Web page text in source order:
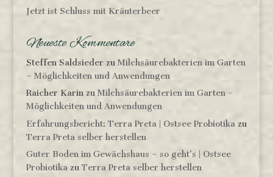
Jetzt ist Schluss mit Kräuterbeer
Neueste Kommentare
Steffen Saldsieder zu Milchsäurebakterien im Garten
– Möglichkeiten und Anwendungen
Raicher Karinzu Milchsäurebakterien im Garten –
Möglichkeiten und Anwendungen
Erfahrungsbericht: Terra Preta | Ostsee Probiotikazu
Terra Preta selber herstellen
Guter Boden im Gewächshaus – so geht’s | Ostsee
Probiotikazu Terra Preta selber herstellen